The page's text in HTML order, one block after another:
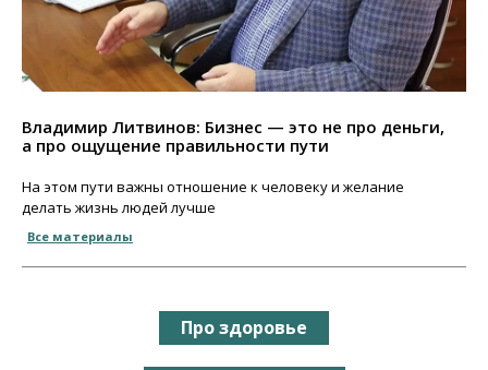
Владимир Литвинов: Бизнес — это не про деньги,
а про ощущение правильности пути
На этом пути важны отношение к человеку и желание
делать жизнь людей лучше
Все материалы
Про здоровье